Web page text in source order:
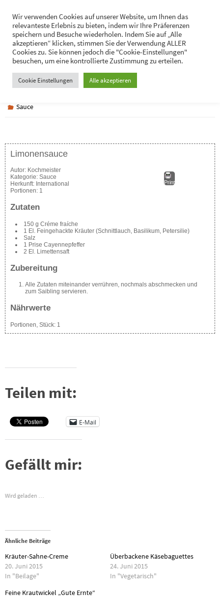
Inhalt
springen
Hans-Jürgen Lukaschik
Persönliches
Limonensauce
Sauce
Limonensauce
Print
Autor: Kochmeister
Kategorie: Sauce
Herkunft: International
Portionen: 1
Zutaten
150 g Créme fraíche
1 El. Feingehackte Kräuter (Schnittlauch, Basilikum, Petersilie)
Salz
1 Prise Cayennepfeffer
2 El. Limettensaft
Zubereitung
Alle Zutaten miteinander verrühren, nochmals abschmecken und
zum Saibling servieren.
Nährwerte
Portionen, Stück: 1
Teilen mit:
E-Mail
Gefällt mir:
Wird geladen …
Ähnliche Beiträge
Kräuter-Sahne-Creme
20. Juni 2015
In "Beilage"
Überbackene Käsebaguettes
24. Juni 2015
In "Vegetarisch"
Feine Krautwickel „Gute Ernte“
Wir verwenden Cookies auf unserer Website, um Ihnen das
relevanteste Erlebnis zu bieten, indem wir Ihre Präferenzen
speichern und Besuche wiederholen. Indem Sie auf „Alle
akzeptieren“ klicken, stimmen Sie der Verwendung ALLER
Cookies zu. Sie können jedoch die "Cookie-Einstellungen"
besuchen, um eine kontrollierte Zustimmung zu erteilen.
Cookie Einstellungen Alle akzeptieren